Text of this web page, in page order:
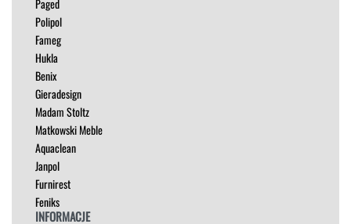
MEBLE RTV
NAROŻNIKI
OUTLET
PUFY
SOFY
STOLIKI
STOŁY
SZAFKI I KOMODY
Claudie Design
Paged
Polipol
Fameg
Hukla
Benix
Gieradesign
Madam Stoltz
Matkowski Meble
Aquaclean
Janpol
Furnirest